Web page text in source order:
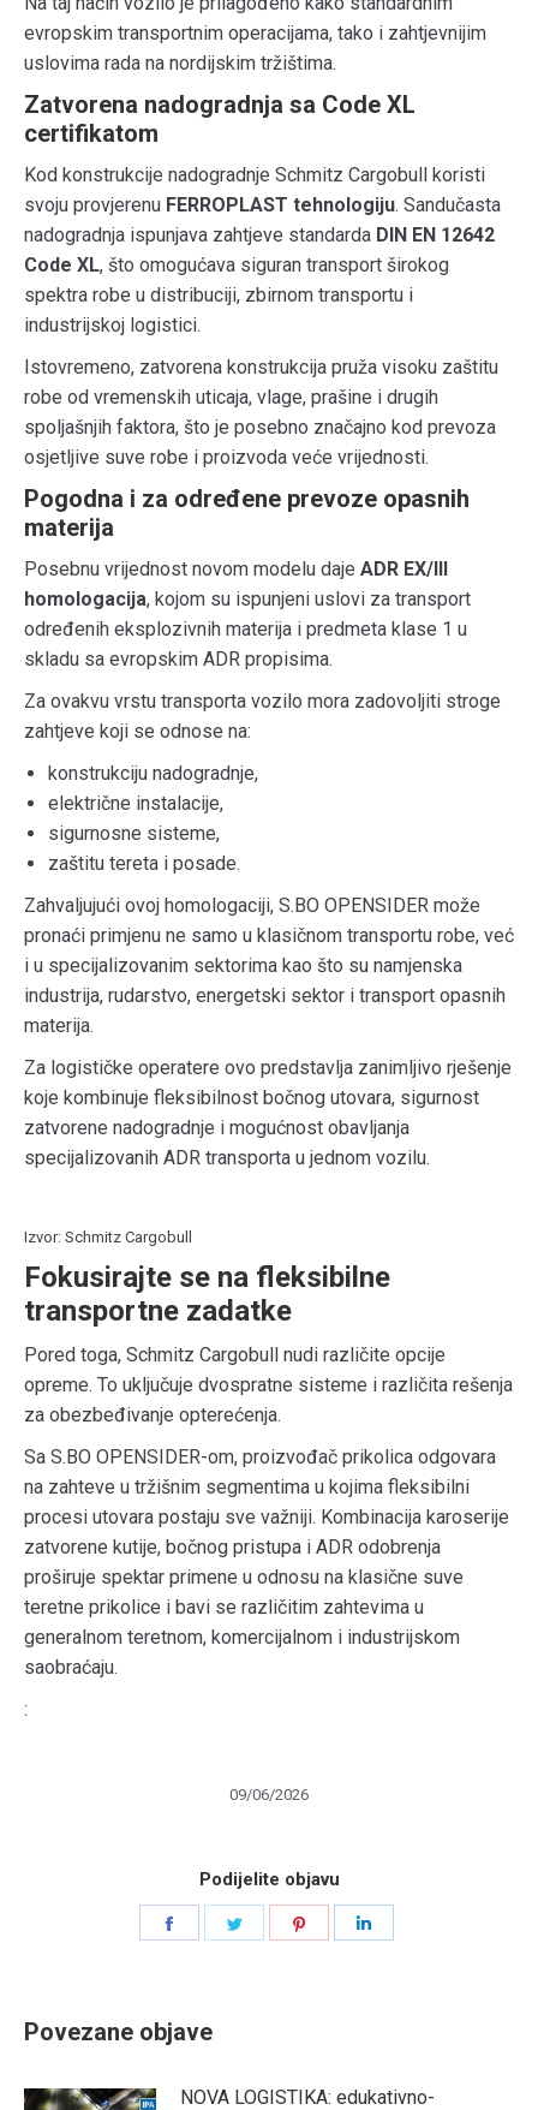
evropskim transportnim operacijama, tako i zahtjevnijim
uslovima rada na nordijskim tržištima.
Zatvorena nadogradnja sa Code XL
certifikatom
Kod konstrukcije nadogradnje Schmitz Cargobull koristi
svoju provjerenu FERROPLAST tehnologiju. Sandučasta
nadogradnja ispunjava zahtjeve standarda DIN EN 12642
Code XL, što omogućava siguran transport širokog
spektra robe u distribuciji, zbirnom transportu i
industrijskoj logistici.
Istovremeno, zatvorena konstrukcija pruža visoku zaštitu
robe od vremenskih uticaja, vlage, prašine i drugih
spoljašnjih faktora, što je posebno značajno kod prevoza
osjetljive suve robe i proizvoda veće vrijednosti.
Pogodna i za određene prevoze opasnih
materija
Posebnu vrijednost novom modelu daje ADR EX/III
homologacija, kojom su ispunjeni uslovi za transport
određenih eksplozivnih materija i predmeta klase 1 u
skladu sa evropskim ADR propisima.
Za ovakvu vrstu transporta vozilo mora zadovoljiti stroge
zahtjeve koji se odnose na:
konstrukciju nadogradnje,
električne instalacije,
sigurnosne sisteme,
zaštitu tereta i posade.
Zahvaljujući ovoj homologaciji, S.BO OPENSIDER može
pronaći primjenu ne samo u klasičnom transportu robe, već
i u specijalizovanim sektorima kao što su namjenska
industrija, rudarstvo, energetski sektor i transport opasnih
materija.
Za logističke operatere ovo predstavlja zanimljivo rješenje
koje kombinuje fleksibilnost bočnog utovara, sigurnost
zatvorene nadogradnje i mogućnost obavljanja
specijalizovanih ADR transporta u jednom vozilu.
Izvor: Schmitz Cargobull
Fokusirajte se na fleksibilne
transportne zadatke
Pored toga, Schmitz Cargobull nudi različite opcije
opreme. To uključuje dvospratne sisteme i različita rešenja
za obezbeđivanje opterećenja.
Sa S.BO OPENSIDER-om, proizvođač prikolica odgovara
na zahteve u tržišnim segmentima u kojima fleksibilni
procesi utovara postaju sve važniji. Kombinacija karoserije
zatvorene kutije, bočnog pristupa i ADR odobrenja
proširuje spektar primene u odnosu na klasične suve
teretne prikolice i bavi se različitim zahtevima u
generalnom teretnom, komercijalnom i industrijskom
saobraćaju.
:
09/06/2026
Podijelite objavu
Povezane objave
NOVA LOGISTIKA: edukativno-